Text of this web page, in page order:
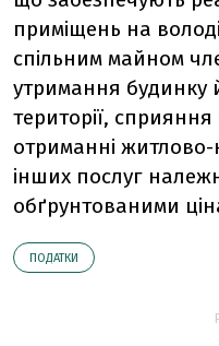
приміщень на
спільним майном
утримання будинку
території,
отриманні
інших послуг
обґрунтованими
ПОДАТКИ